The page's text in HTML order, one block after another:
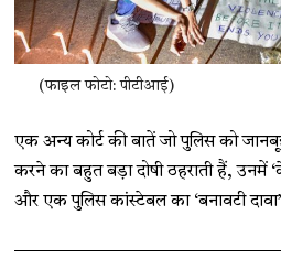
(फाइल फोटो: पीटीआई)
एक अन्य कोर्ट की बातें जो पुलिस को
करने का बहुत बड़ा दोषी ठहराती हैं, उनमें
और एक पुलिस कांस्टेबल का ‘बनावटी